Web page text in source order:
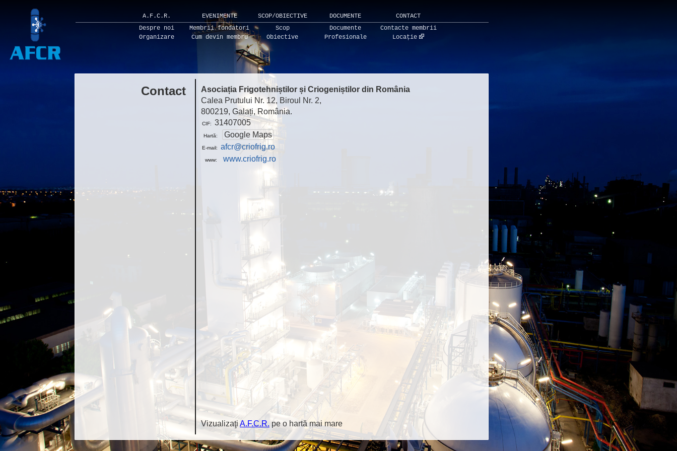
A.F.C.R. EVENIMENTE SCOP/OBIECTIVE DOCUMENTE
CONTACT
Despre noi
Organizare
Membrii fondatori
Cum devin membru
Scop
Obiective
Documente
Profesionale
Contacte membrii
Locație
Contact
Asociația Frigotehniștilor și Criogeniștilor din România
Calea Prutului Nr. 12, Biroul Nr. 2,
800219, Galați, România.
CIF: 31407005
Hartă: Google Maps
E-mail: afcr@criofrig.ro
www: www.criofrig.ro
Vizualizaţi A.F.C.R. pe o hartă mai mare